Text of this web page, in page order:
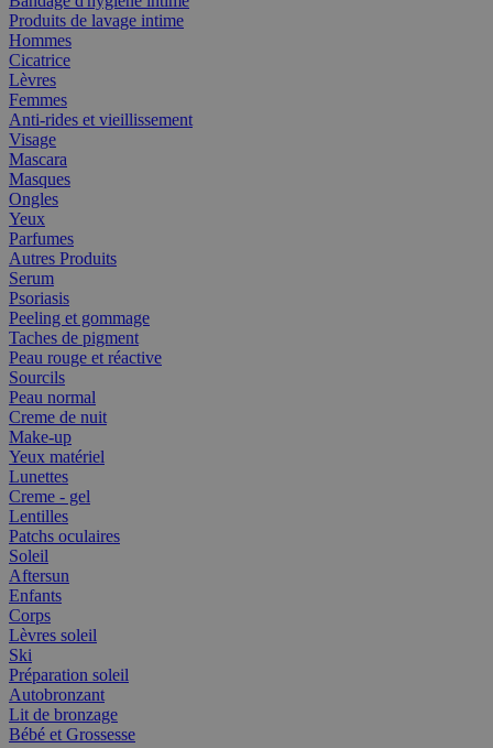
Produits de lavage intime
Hommes
Cicatrice
Lèvres
Femmes
Anti-rides et vieillissement
Visage
Mascara
Masques
Ongles
Yeux
Parfumes
Autres Produits
Serum
Psoriasis
Peeling et gommage
Taches de pigment
Peau rouge et réactive
Sourcils
Peau normal
Creme de nuit
Make-up
Yeux matériel
Lunettes
Creme - gel
Lentilles
Patchs oculaires
Soleil
Aftersun
Enfants
Corps
Lèvres soleil
Ski
Préparation soleil
Autobronzant
Lit de bronzage
Bébé et Grossesse